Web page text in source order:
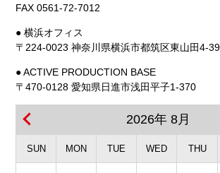
FAX 0561-72-7012
● 横浜オフィス
〒224-0023 神奈川県横浜市都筑区東山田4-
● ACTIVE PRODUCTION BASE
〒470-0128 愛知県日進市浅田平子1-370
2026年 8月
SUN MON TUE WED THU